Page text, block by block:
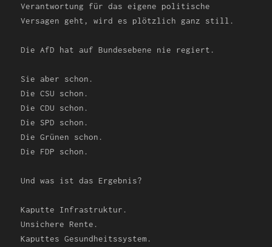
Verantwortung für das eigene politische
Versagen geht, wird es plötzlich ganz still.
Die AfD hat auf Bundesebene nie regiert.
Sie aber schon.
Die CSU schon.
Die CDU schon.
Die SPD schon.
Die Grünen schon.
Die FDP schon.
Und was ist das Ergebnis?
Kaputte Infrastruktur.
Unsichere Rente.
Kaputtes Gesundheitssystem.